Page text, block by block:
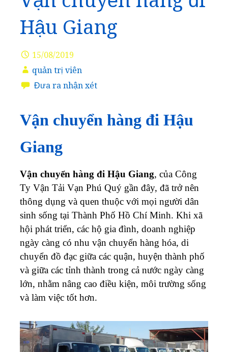
Hậu Giang
15/08/2019
quản trị viên
Đưa ra nhận xét
Vận chuyển hàng đi Hậu
Giang
Vận chuyển hàng đi Hậu Giang, của Công
Ty Vận Tải Vạn Phú Quý gần đây, đã trở nên
thông dụng và quen thuộc với mọi người dân
sinh sống tại Thành Phố Hồ Chí Minh. Khi xã
hội phát triển, các hộ gia đình, doanh nghiệp
ngày càng có nhu vận chuyển hàng hóa, di
chuyển đồ đạc giữa các quận, huyện thành phố
và giữa các tỉnh thành trong cả nước ngày càng
lớn, nhằm nâng cao điều kiện, môi trường sống
và làm việc tốt hơn.